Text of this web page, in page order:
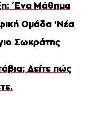
Ένα Μάθημα
Ομάδα ‘Νέα
Σωκράτης
Δείτε πώς